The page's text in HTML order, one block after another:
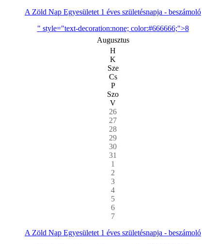
A Zöld Nap Egyesületet 1 éves születésnapja - beszámoló
" style="text-decoration:none; color:#666666;">8
Augusztus
H
K
Sze
Cs
P
Szo
V
26
27
28
29
30
31
1
2
3
4
5
6
7
A Zöld Nap Egyesületet 1 éves születésnapja - beszámoló